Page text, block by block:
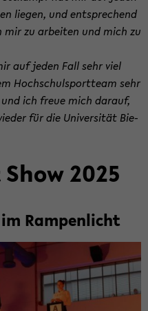
lie­gen, und ent­spre­chend
zu ar­bei­ten und mich zu
auf jeden Fall sehr viel
Hoch­schul­sport­team sehr
ich freue mich dar­auf,
für die Uni­ver­si­tät Bie­
2025
Ram­pen­licht